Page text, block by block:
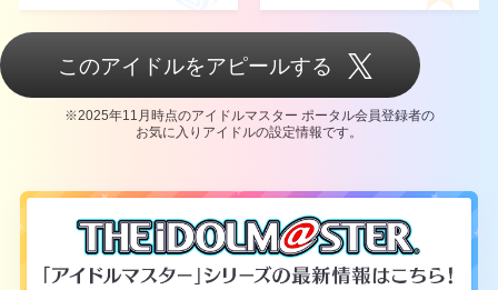
このアイドルをアピールする
※2025年11月時点のアイドルマスター ポータル会員登録者の
お気に入りアイドルの設定情報です。